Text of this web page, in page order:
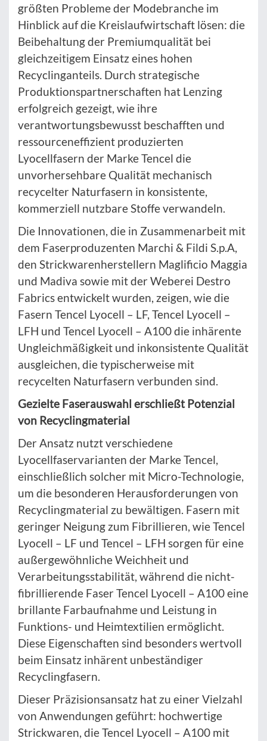
größten Probleme der Modebranche im
Hinblick auf die Kreislaufwirtschaft lösen: die
Beibehaltung der Premiumqualität bei
gleichzeitigem Einsatz eines hohen
Recyclinganteils. Durch strategische
Produktionspartnerschaften hat Lenzing
erfolgreich gezeigt, wie ihre
verantwortungsbewusst beschafften und
ressourceneffizient produzierten
Lyocellfasern der Marke Tencel die
unvorhersehbare Qualität mechanisch
recycelter Naturfasern in konsistente,
kommerziell nutzbare Stoffe verwandeln.
Die Innovationen, die in Zusammenarbeit mit
dem Faserproduzenten Marchi & Fildi S.p.A,
den Strickwarenherstellern Maglificio Maggia
und Madiva sowie mit der Weberei Destro
Fabrics entwickelt wurden, zeigen, wie die
Fasern Tencel Lyocell – LF, Tencel Lyocell –
LFH und Tencel Lyocell – A100 die inhärente
Ungleichmäßigkeit und inkonsistente Qualität
ausgleichen, die typischerweise mit
recycelten Naturfasern verbunden sind.
Gezielte Faserauswahl erschließt Potenzial
von Recyclingmaterial
Der Ansatz nutzt verschiedene
Lyocellfaservarianten der Marke Tencel,
einschließlich solcher mit Micro-Technologie,
um die besonderen Herausforderungen von
Recyclingmaterial zu bewältigen. Fasern mit
geringer Neigung zum Fibrillieren, wie Tencel
Lyocell – LF und Tencel – LFH sorgen für eine
außergewöhnliche Weichheit und
Verarbeitungsstabilität, während die nicht-
fibrillierende Faser Tencel Lyocell – A100 eine
brillante Farbaufnahme und Leistung in
Funktions- und Heimtextilien ermöglicht.
Diese Eigenschaften sind besonders wertvoll
beim Einsatz inhärent unbeständiger
Recyclingfasern.
Dieser Präzisionsansatz hat zu einer Vielzahl
von Anwendungen geführt: hochwertige
Strickwaren, die Tencel Lyocell – A100 mit